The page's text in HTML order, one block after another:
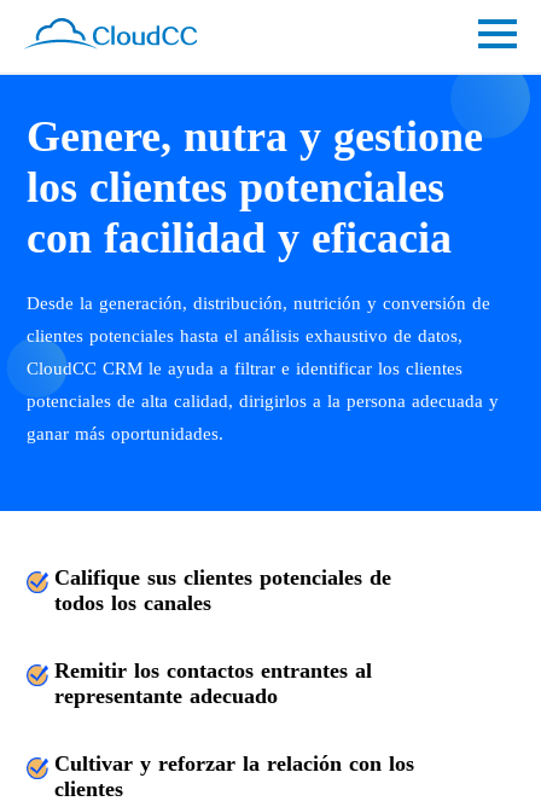
Genere, nutra y gestione
los clientes potenciales
con facilidad y eficacia
Desde la generación, distribución, nutrición y conversión de
clientes potenciales hasta el análisis exhaustivo de datos,
CloudCC CRM le ayuda a filtrar e identificar los clientes
potenciales de alta calidad, dirigirlos a la persona adecuada y
ganar más oportunidades.
Califique sus clientes potenciales de
todos los canales
Remitir los contactos entrantes al
representante adecuado
Cultivar y reforzar la relación con los
clientes